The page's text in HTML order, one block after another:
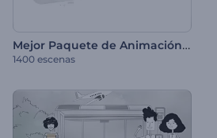
Mejor Paquete de Animación de Íconos
1400 escenas